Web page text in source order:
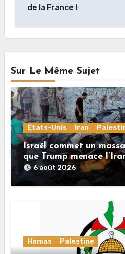
de la France !
Sur Le Même Sujet
États-Unis Iran
Israël commet un
que Trump menace
«décapitation»
6 août 2026
Hamas Palestine